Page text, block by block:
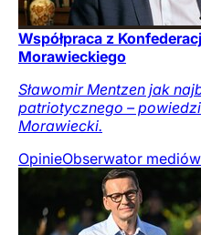
Współpraca z
Morawieckiego
Sławomir Mentzen jak
patriotycznego –
Morawiecki.
OpinieObserwator mediów